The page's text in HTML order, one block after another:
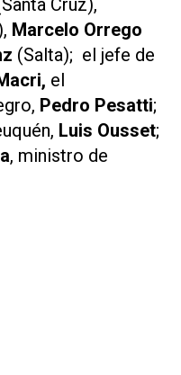
Cruz),
Marcelo Orrego
(Salta); el jefe de
el
Pedro Pesatti;
Luis Ousset;
, ministro de